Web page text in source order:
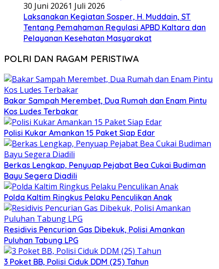
30 Juni 20261 Juli 2026
Laksanakan Kegiatan Sosper, H. Muddain, ST
Tentang Pemahaman Regulasi APBD Kaltara dan
Pelayanan Kesehatan Masyarakat
POLRI DAN RAGAM PERISTIWA
Bakar Sampah Merembet, Dua Rumah dan Enam Pintu
Kos Ludes Terbakar
Polisi Kukar Amankan 15 Paket Siap Edar
Berkas Lengkap, Penyuap Pejabat Bea Cukai Budiman
Bayu Segera Diadili
Polda Kaltim Ringkus Pelaku Penculikan Anak
Residivis Pencurian Gas Dibekuk, Polisi Amankan
Puluhan Tabung LPG
3 Poket BB, Polisi Ciduk DDM (25) Tahun